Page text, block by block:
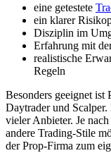
eine getestete
ein klarer
Disziplin im
Erfahrung mit
realistische
Regeln
Besonders geeignet ist
Daytrader und
vieler Anbieter. Je
andere Trading-Stile
der Prop-Firma zum